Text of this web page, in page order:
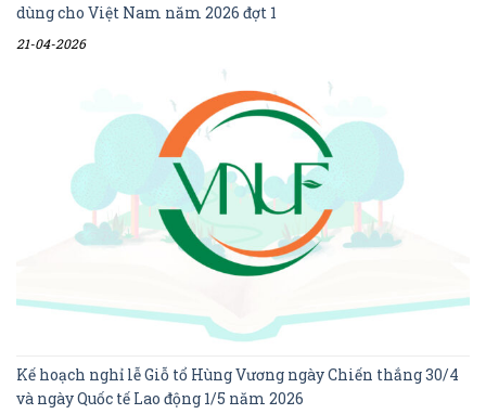
dùng cho Việt Nam năm 2026 đợt 1
21-04-2026
Kế hoạch nghỉ lễ Giỗ tổ Hùng Vương ngày Chiến thắng 30/4
và ngày Quốc tế Lao động 1/5 năm 2026